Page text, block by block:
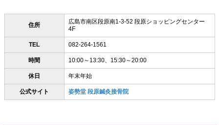
住所
広島市南区段原南1-3-52 段原ショッピングセンター
4F
TEL 082-264-1561
時間 10:00～13:30、15:30～20:00
休日 年末年始
公式サイト 姿勢堂 段原鍼灸接骨院